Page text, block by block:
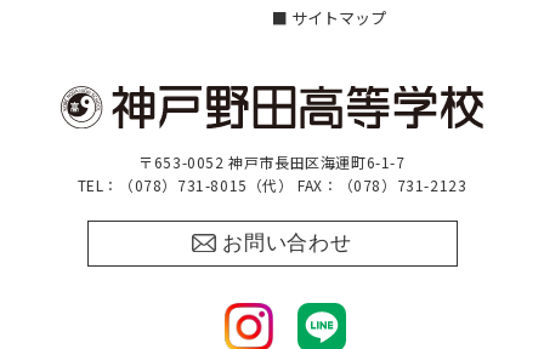
■ サイトマップ
〒653-0052 神戸市長田区海運町6-1-7
TEL：（078）731-8015（代） FAX：（078）731-2123
お問い合わせ